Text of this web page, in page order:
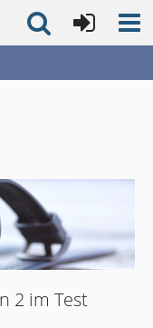
2 im Test